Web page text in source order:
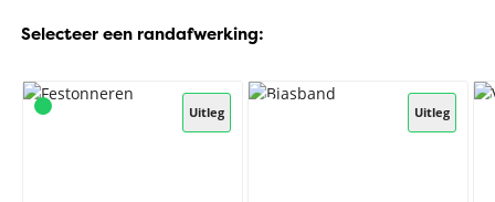
Selecteer een randafwerking:
Uitleg Uitleg